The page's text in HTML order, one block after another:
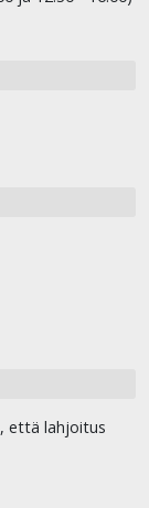
että lahjoitus